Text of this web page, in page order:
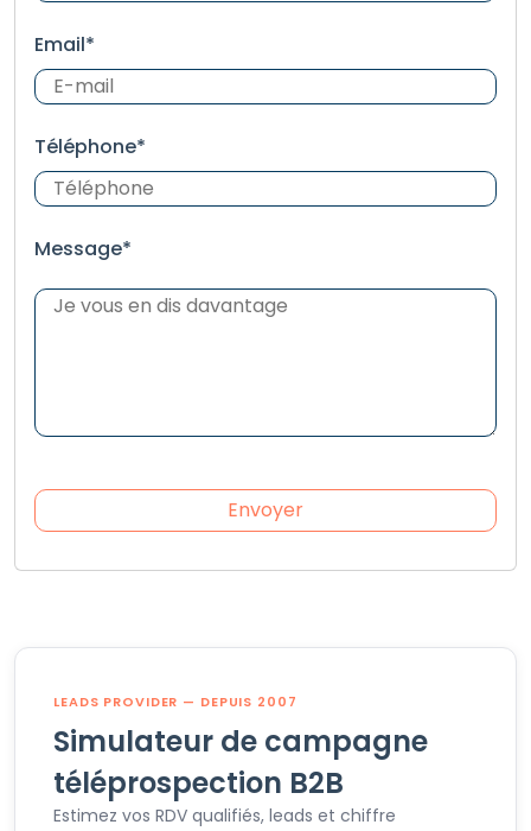
Email*
Téléphone*
Message*
LEADS PROVIDER — DEPUIS 2007
Simulateur de campagne
téléprospection B2B
Estimez vos RDV qualifiés, leads et chiffre